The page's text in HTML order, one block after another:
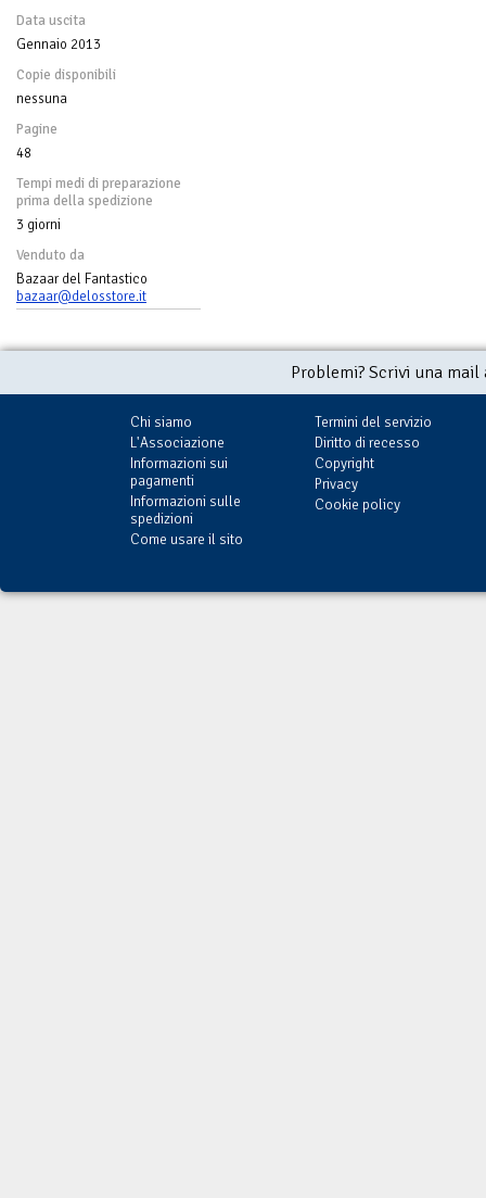
Data uscita
Gennaio 2013
Copie disponibili
nessuna
Pagine
48
Tempi medi di preparazione
prima della spedizione
3 giorni
Venduto da
Bazaar del Fantastico
bazaar@delosstore.it
Problemi? Scrivi una
Chi siamo
L'Associazione
Informazioni sui
pagamenti
Informazioni sulle
spedizioni
Come usare il sito
Termini del servizio
Diritto di recesso
Copyright
Privacy
Cookie policy